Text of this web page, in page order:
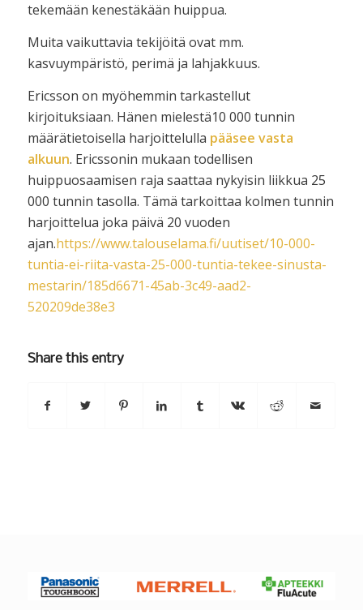
tekemään kenestäkään huippua.
Muita vaikuttavia tekijöitä ovat mm.
kasvuympäristö, perimä ja lahjakkuus.
Ericsson on myöhemmin tarkastellut
kirjoituksiaan. Hänen mielestä10 000 tunnin
määrätietoisella harjoittelulla pääsee vasta
alkuun. Ericssonin mukaan todellisen
huippuosaamisen raja saattaa nykyisin liikkua 25
000 tunnin tasolla. Tämä tarkoittaa kolmen tunnin
harjoittelua joka päivä 20 vuoden
ajan.https://www.talouselama.fi/uutiset/10-000-
tuntia-ei-riita-vasta-25-000-tuntia-tekee-sinusta-
mestarin/185d6671-45ab-3c49-aad2-
520209de38e3
Share this entry